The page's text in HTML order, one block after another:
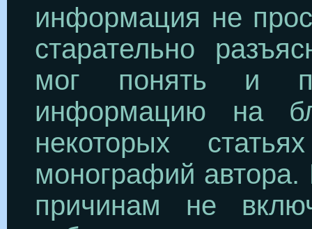
информация не
старательно
мог понять и
информацию на
некоторых
монографий
причинам не